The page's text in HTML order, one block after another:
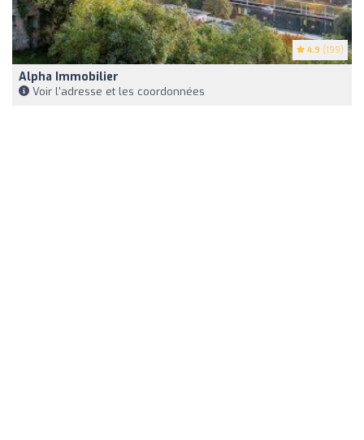
4.9 (199)
Alpha Immobilier
Voir l'adresse et les coordonnées